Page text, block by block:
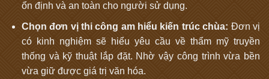
ổn định và an toàn cho người sử dụng.
Chọn đơn vị thi công am hiểu kiến trúc chùa: Đơn vị
có kinh nghiệm sẽ hiểu yêu cầu về thẩm mỹ truyền
thống và kỹ thuật lắp đặt. Nhờ vậy công trình vừa bền
vừa giữ được giá trị văn hóa.